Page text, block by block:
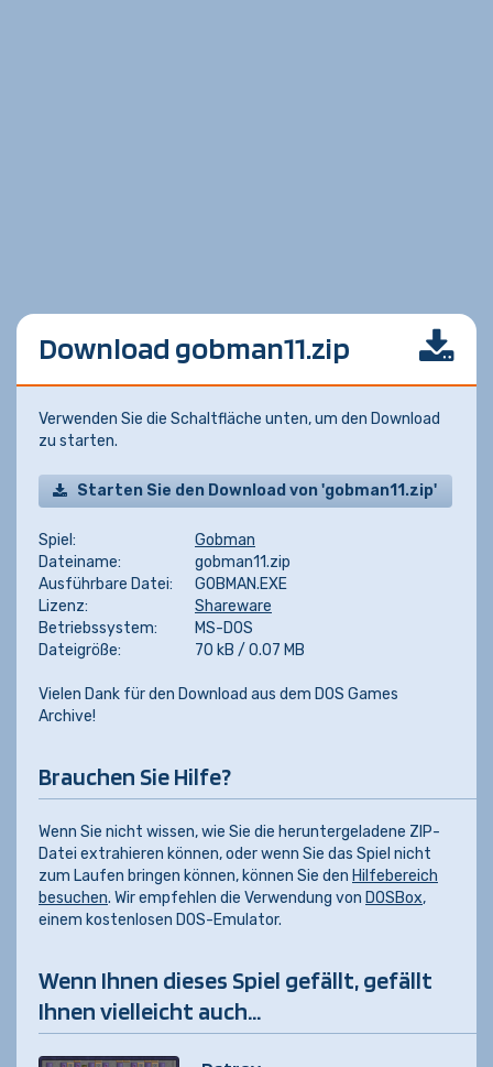
Download gobman11.zip
Verwenden Sie die Schaltfläche unten, um den Download
zu starten.
Starten Sie den Download von 'gobman11.zip'
Spiel:
Gobman
Dateiname:
gobman11.zip
Ausführbare Datei:
GOBMAN.EXE
Lizenz:
Shareware
Betriebssystem:
MS-DOS
Dateigröße:
70 kB / 0.07 MB
Vielen Dank für den Download aus dem DOS Games
Archive!
Brauchen Sie Hilfe?
Wenn Sie nicht wissen, wie Sie die heruntergeladene ZIP-
Datei extrahieren können, oder wenn Sie das Spiel nicht
zum Laufen bringen können, können Sie den Hilfebereich
besuchen. Wir empfehlen die Verwendung von DOSBox,
einem kostenlosen DOS-Emulator.
Wenn Ihnen dieses Spiel gefällt, gefällt
Ihnen vielleicht auch...